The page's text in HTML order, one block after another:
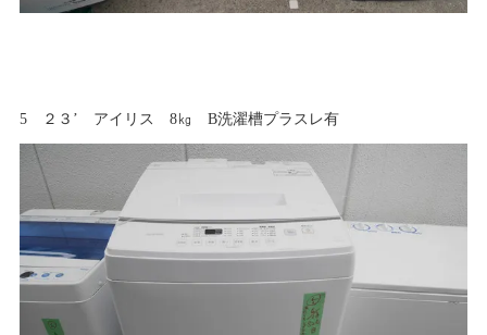
5 ２３’ アイリス 8㎏ B洗濯槽プラスレ有